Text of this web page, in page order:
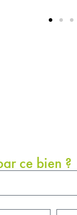
ce bien ?